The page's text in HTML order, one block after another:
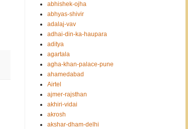
abhishek-ojha
abhyas-shivir
adalaj-vav
adhai-din-ka-haupara
aditya
agartala
agha-khan-palace-pune
ahamedabad
Airtel
ajmer-rajsthan
akhiri-vidai
akrosh
akshar-dham-delhi